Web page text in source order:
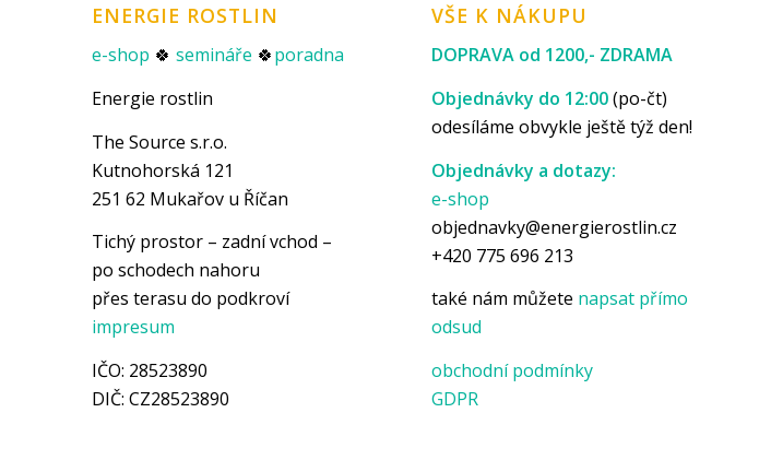
ENERGIE ROSTLIN
e-shop 🍀 semináře 🍀poradna
Energie rostlin
The Source s.r.o.
Kutnohorská 121
251 62 Mukařov u Říčan
Tichý prostor – zadní vchod –
po schodech nahoru
přes terasu do podkroví
impresum
IČO: 28523890
DIČ: CZ28523890
VŠE K NÁKUPU
DOPRAVA od 1200,- ZDRAMA
Objednávky do 12:00(po-čt)
odesíláme obvykle ještě týž den!
Objednávky a dotazy:
e-shop
objednavky@energierostlin.cz
+420 775 696 213
také nám můžete napsat přímo
odsud
obchodní podmínky
GDPR